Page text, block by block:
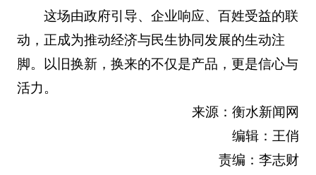
这场由政府引导、企业响应、百姓受益的联
动，正成为推动经济与民生协同发展的生动注
脚。以旧换新，换来的不仅是产品，更是信心与
活力。
来源：衡水新闻网
编辑：王俏
责编：李志财